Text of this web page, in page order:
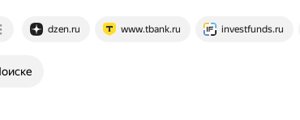
dzen.ru www.tbank.ru investfunds.ru